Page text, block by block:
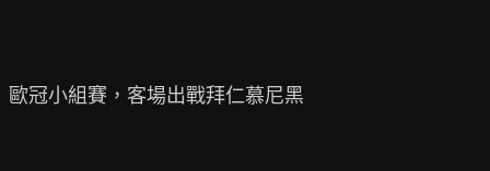
歐冠小組賽，客場出戰拜仁慕尼黑